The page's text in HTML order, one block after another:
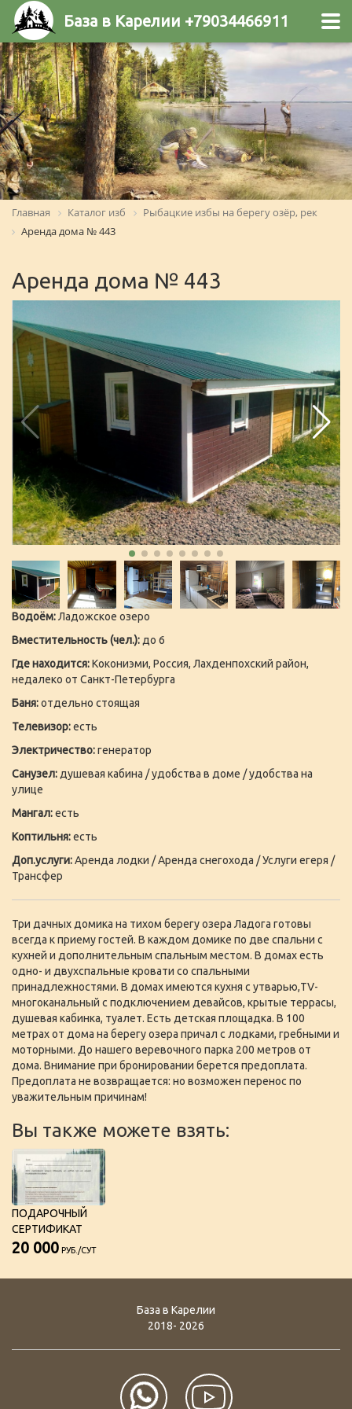
База в Карелии +79034466911
Главная Каталог изб
Рыбацкие избы на берегу озёр, рек
Аренда дома № 443
Аренда дома № 443
Водоём:Ладожское озеро
Вместительность (чел.): до 6
Где находится:Кокониэми, Россия, Лахденпохский район,
недалеко от Санкт-Петербурга
Баня:отдельно стоящая
Телевизор:есть
Электричество:генератор
Санузел: душевая кабина / удобства в доме / удобства на
улице
Мангал:есть
Коптильня:есть
Доп.услуги:Аренда лодки / Аренда снегохода / Услуги егеря /
Трансфер
Три дачных домика на тихом берегу озера Ладога готовы
всегда к приему гостей. В каждом домике по две спальни с
кухней и дополнительным спальным местом. В домах есть
одно- и двухспальные кровати со спальными
принадлежностями. В домах имеются кухня с утварью,TV-
многоканальный с подключением девайсов, крытые террасы,
душевая кабинка, туалет. Есть детская площадка. В 100
метрах от дома на берегу озера причал с лодками, гребными и
моторными. До нашего веревочного парка 200 метров от
дома. Внимание при бронировании берется предоплата.
Предоплата не возвращается: но возможен перенос по
уважительным причинам!
Вы также можете взять:
ПОДАРОЧНЫЙ
СЕРТИФИКАТ
20 000 РУБ./СУТ
База в Карелии
2018- 2026